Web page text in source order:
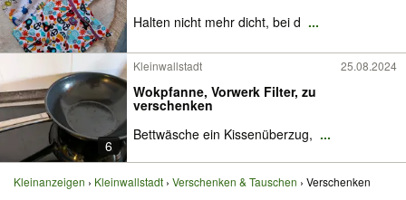
Halten nicht mehr dicht, bei d ...
6
Kleinwallstadt 25.08.2024
Wokpfanne, Vorwerk Filter, zu
verschenken
Bettwäsche ein Kissenüberzug, ...
Kleinanzeigen Kleinwallstadt Verschenken & Tauschen Verschenken